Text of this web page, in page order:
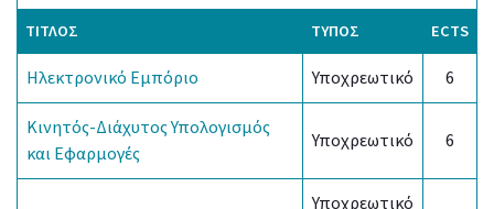
ΤΊΤΛΟΣ ΤΎΠΟΣ ECTS
Ηλεκτρονικό Εμπόριο Υποχρεωτικό 6
Κινητός-Διάχυτος Υπολογισμός
και Εφαρμογές
Υποχρεωτικό 6
Υποχρεωτικό